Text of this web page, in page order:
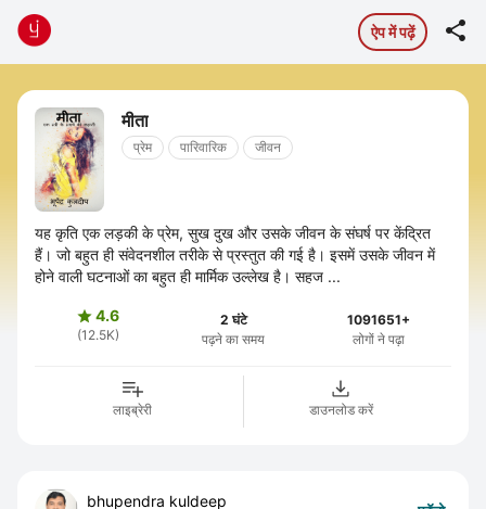
ऐप में पढ़ें 
मीता
प्रेम पारिवारिक जीवन
यह कृति एक लड़की के प्रेम, सुख दुख और उसके जीवन के संघर्ष पर केंद्रित
हैं। जो बहुत ही संवेदनशील तरीके से प्रस्तुत की गई है। इसमें उसके जीवन में
होने वाली घटनाओं का बहुत ही मार्मिक उल्लेख है। सहज ...
4.6
(12.5K)
2 घंटे
पढ़ने का समय
1091651+
लोगों ने पढ़ा
लाइब्रेरी डाउनलोड करें
bhupendra kuldeep